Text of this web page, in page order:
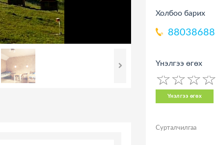
Холбоо барих
88038688
Үнэлгээ өгөх
☆☆☆☆
★★★★
Үнэлгээ өгөх
Сурталчилгаа